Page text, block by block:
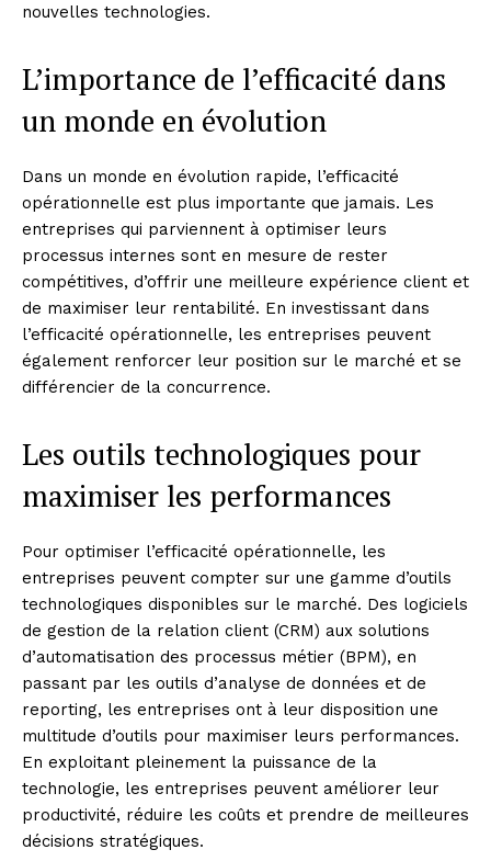
nouvelles technologies.
L’importance de l’efficacité dans
un monde en évolution
Dans un monde en évolution rapide, l’efficacité
opérationnelle est plus importante que jamais. Les
entreprises qui parviennent à optimiser leurs
processus internes sont en mesure de rester
compétitives, d’offrir une meilleure expérience client et
de maximiser leur rentabilité. En investissant dans
l’efficacité opérationnelle, les entreprises peuvent
également renforcer leur position sur le marché et se
différencier de la concurrence.
Les outils technologiques pour
maximiser les performances
Pour optimiser l’efficacité opérationnelle, les
entreprises peuvent compter sur une gamme d’outils
technologiques disponibles sur le marché. Des logiciels
de gestion de la relation client (CRM) aux solutions
d’automatisation des processus métier (BPM), en
passant par les outils d’analyse de données et de
reporting, les entreprises ont à leur disposition une
multitude d’outils pour maximiser leurs performances.
En exploitant pleinement la puissance de la
technologie, les entreprises peuvent améliorer leur
productivité, réduire les coûts et prendre de meilleures
décisions stratégiques.